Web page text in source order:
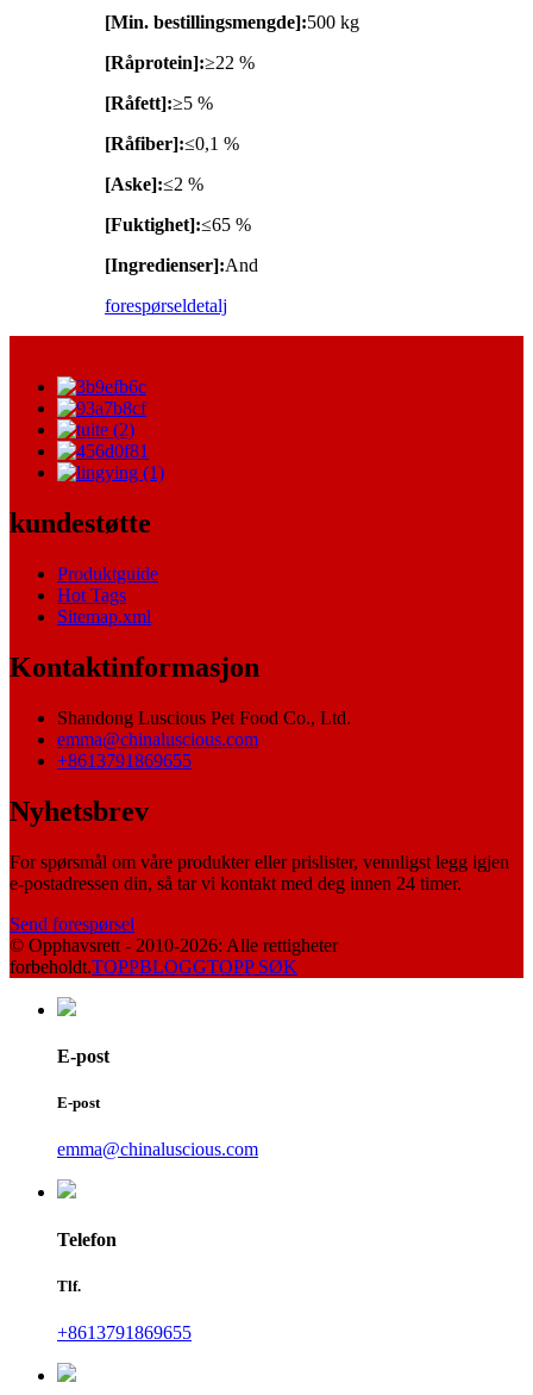
[Min. bestillingsmengde]:500 kg
[Råprotein]:≥22 %
[Råfett]:≥5 %
[Råfiber]:≤0,1 %
[Aske]:≤2 %
[Fuktighet]:≤65 %
[Ingredienser]:And
forespørseldetalj
kundestøtte
Produktguide
Hot Tags
Sitemap.xml
Kontaktinformasjon
Shandong Luscious Pet Food Co., Ltd.
emma@chinaluscious.com
+8613791869655
Nyhetsbrev
For spørsmål om våre produkter eller prislister, vennligst legg igjen
e-postadressen din, så tar vi kontakt med deg innen 24 timer.
Send forespørsel
© Opphavsrett - 2010-2026: Alle rettigheter
forbeholdt.TOPPBLOGGTOPP SØK
E-post
E-post
emma@chinaluscious.com
Telefon
Tlf.
+8613791869655